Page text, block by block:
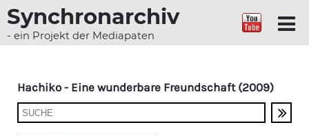
Synchronarchiv
- ein Projekt der Mediapaten
Hachiko - Eine wunderbare Freundschaft (2009)